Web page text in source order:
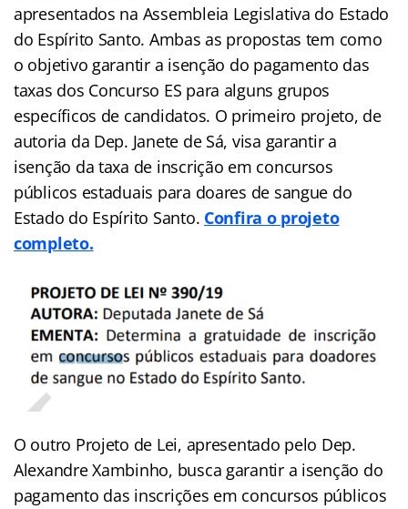
apresentados na Assembleia Legislativa do Estado
do Espírito Santo. Ambas as propostas tem como
o objetivo garantir a isenção do pagamento das
taxas dos Concurso ES para alguns grupos
específicos de candidatos. O primeiro projeto, de
autoria da Dep. Janete de Sá, visa garantir a
isenção da taxa de inscrição em concursos
públicos estaduais para doares de sangue do
Estado do Espírito Santo. Confira o projeto
completo.
O outro Projeto de Lei, apresentado pelo Dep.
Alexandre Xambinho, busca garantir a isenção do
pagamento das inscrições em concursos públicos